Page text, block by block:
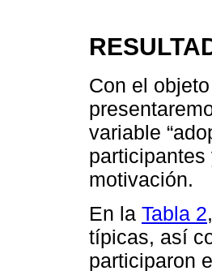
Con el
variable
motivación.
En la Tabla 2
típicas, así
participaron